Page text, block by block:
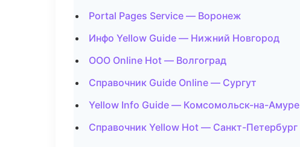
Portal Pages Service — Воронеж
Инфо Yellow Guide — Нижний Новгород
ООО Online Hot — Волгоград
Справочник Guide Online — Сургут
Yellow Info Guide — Комсомольск-на-Амуре
Справочник Yellow Hot — Санкт-Петербург